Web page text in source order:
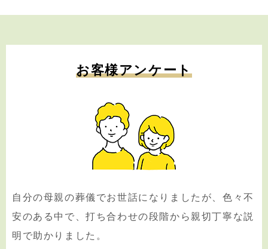
お客様アンケート
自分の母親の葬儀でお世話になりましたが、色々不
安のある中で、打ち合わせの段階から親切丁寧な説
明で助かりました。